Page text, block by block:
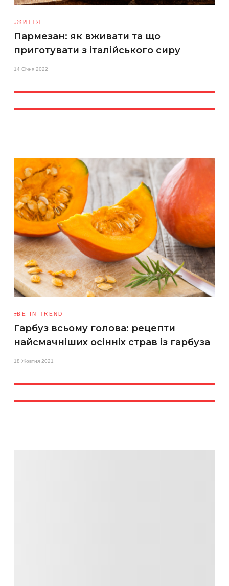
ЖИТТЯ
Пармезан: як вживати та що
приготувати з італійського сиру
14 Січня 2022
BE IN TREND
Гарбуз всьому голова: рецепти
найсмачніших осінніх страв із гарбуза
18 Жовтня 2021